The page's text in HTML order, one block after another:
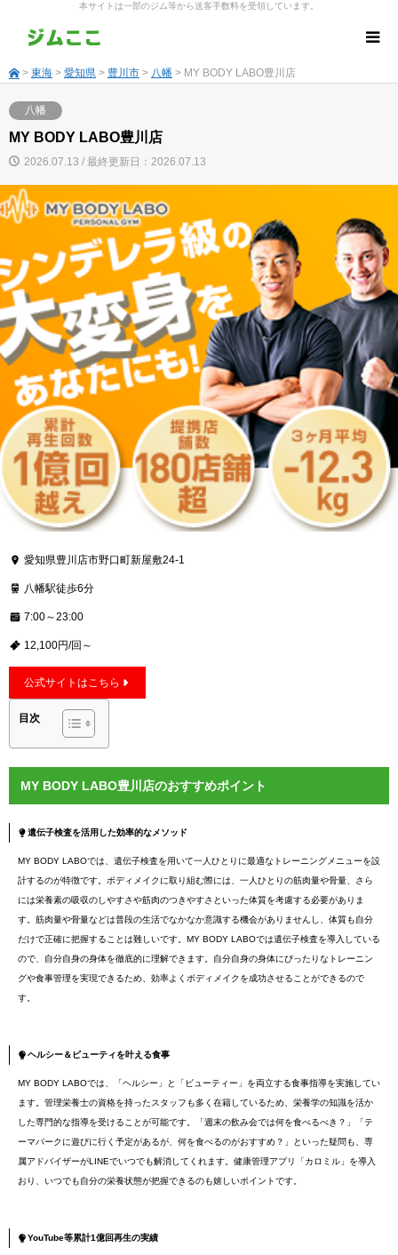
本サイトは一部のジム等から送客手数料を受領しています。
> 東海 > 愛知県 > 豊川市 > 八幡 > MY BODY LABO豊川店
八幡
MY BODY LABO豊川店
2026.07.13 / 最終更新日：2026.07.13
愛知県豊川店市野口町新屋敷24-1
八幡駅徒歩6分
7:00～23:00
12,100円/回～
公式サイトはこちら
目次
MY BODY LABO豊川店のおすすめポイント
遺伝子検査を活用した効率的なメソッド
MY BODY LABOでは、遺伝子検査を用いて一人ひとりに最適なトレーニングメニューを設
計するのが特徴です。ボディメイクに取り組む際には、一人ひとりの筋肉量や骨量、さら
には栄養素の吸収のしやすさや筋肉のつきやすさといった体質を考慮する必要がありま
す。筋肉量や骨量などは普段の生活でなかなか意識する機会がありませんし、体質も自分
だけで正確に把握することは難しいです。MY BODY LABOでは遺伝子検査を導入している
ので、自分自身の身体を徹底的に理解できます。自分自身の身体にぴったりなトレーニン
グや食事管理を実現できるため、効率よくボディメイクを成功させることができるので
す。
ヘルシー＆ビューティを叶える食事
MY BODY LABOでは、「ヘルシー」と「ビューティー」を両立する食事指導を実施してい
ます。管理栄養士の資格を持ったスタッフも多く在籍しているため、栄養学の知識を活か
した専門的な指導を受けることが可能です。「週末の飲み会では何を食べるべき？」「テ
ーマパークに遊びに行く予定があるが、何を食べるのがおすすめ？」といった疑問も、専
属アドバイザーがLINEでいつでも解消してくれます。健康管理アプリ「カロミル」を導入
おり、いつでも自分の栄養状態が把握できるのも嬉しいポイントです。
YouTube等累計1億回再生の実績